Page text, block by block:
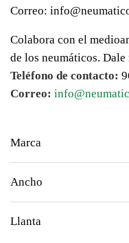
Correo:
Colabora con el
de los neumáticos.
Teléfono de contacto:
Correo:
Marca
Ancho
Llanta